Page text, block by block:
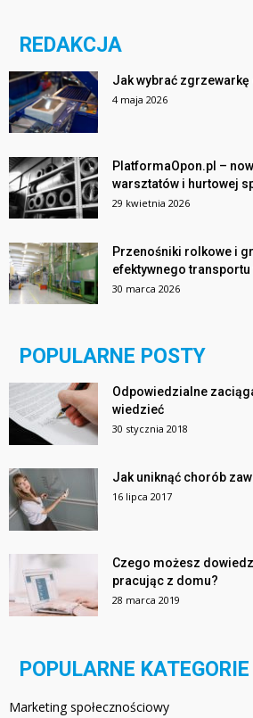
REDAKCJA
Jak wybrać
4 maja 2026
PlatformaOpon.pl –
warsztatów i hurtowej
29 kwietnia 2026
Przenośniki rolkowe i
efektywnego
30 marca 2026
POPULARNE POSTY
Odpowiedzialne
wiedzieć
30 stycznia 2018
Jak uniknąć chorób
16 lipca 2017
Czego możesz
pracując z domu?
28 marca 2019
POPULARNE KATEGORIE
Marketing społecznościowy